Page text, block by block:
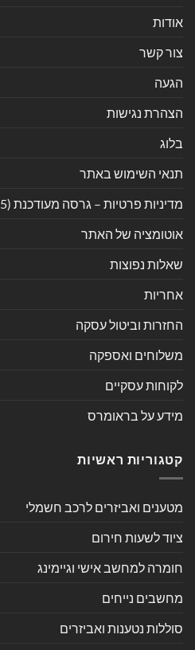
אודות
צור קשר
הגעה
הצהרת נגישות
בלוג
תנאי השימוש באתר
מדיניות פרטיות – גרסה מעודכנת (2025)
אוטומציה של האתר
שאלות נפוצות
אחריות
החזרות וביטול עסקה
משלוחים ואספקה
לקוחות עסקיים
מידע על בראומרס
קטגוריות ראשיות
מטענים ואביזרים לרכב חשמלי
ציוד לשעות חירום
חומרה למחשב אישי וגיימינג
מחשבים נייחים
סוללות נטענות ואביזרים